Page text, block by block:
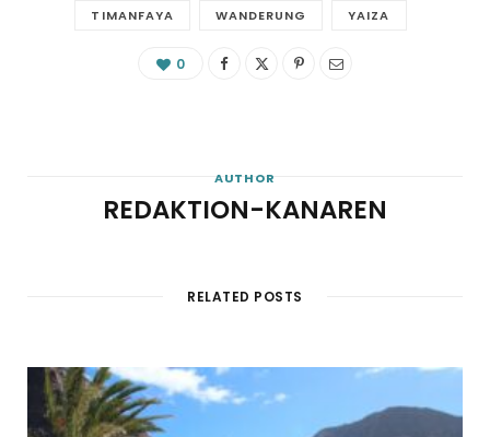
TIMANFAYA WANDERUNG YAIZA
0
AUTHOR
REDAKTION-KANAREN
RELATED POSTS